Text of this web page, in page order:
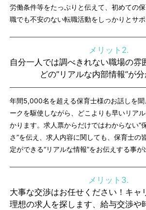
労働条件等をたっぷりと伝えて、初めての
職でも不安のない転職活動をしっかりとサポ
メリット2.
自分一人では調べきれない職場の雰
どの”リアルな内部情報”が
年間5,000名を超える保育士様のお話しを聞
ークを駆使しながら、どこよりも早いリア
かります。求人票からだけではわからない“
さ”を伝え、求人内容に関しても、保育士の
定ができる“リアルな情報”をお伝えする事が
メリット3.
大事な交渉はお任せください！キャ
理想の求人を探します、給与交渉や